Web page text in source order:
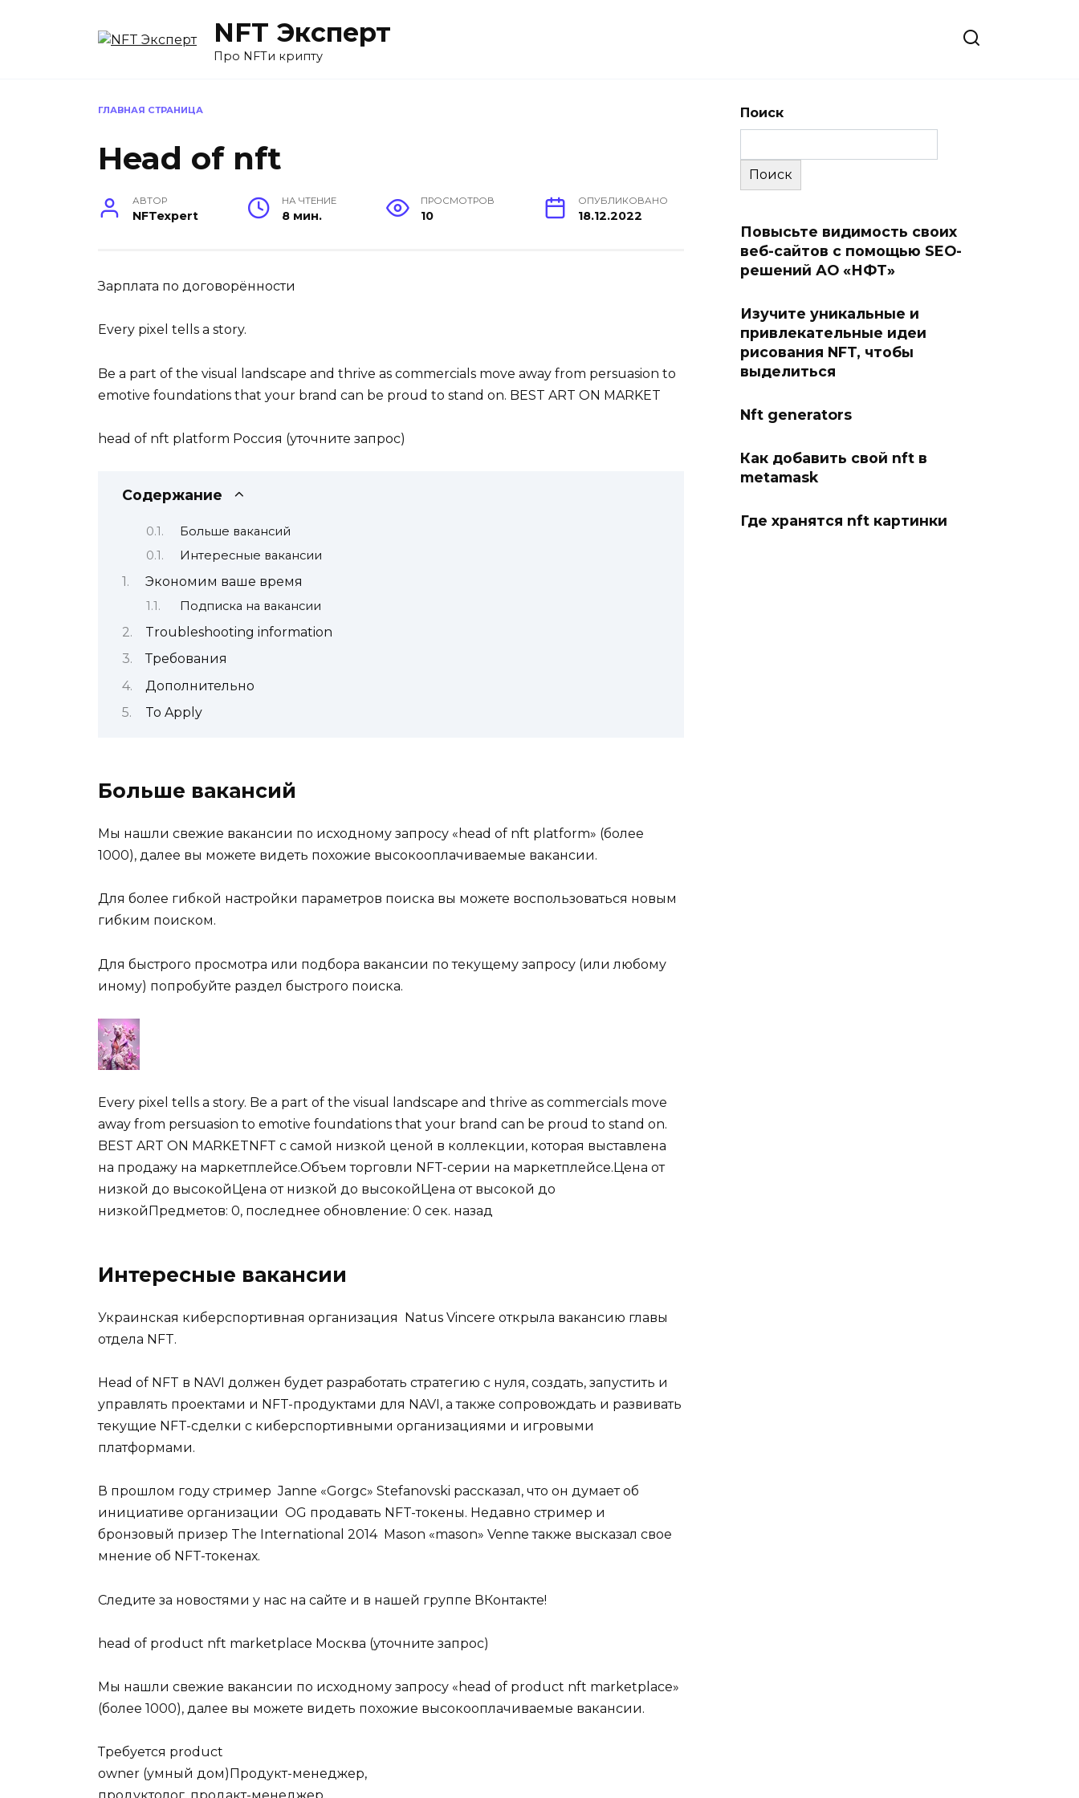
NFT Эксперт
Про NFTи крипту
ГЛАВНАЯ СТРАНИЦА
Head of nft
АВТОР
NFTexpert
НА ЧТЕНИЕ
8 мин.
ПРОСМОТРОВ
10
ОПУБЛИКОВАНО
18.12.2022
Зарплата по договорённости
Every pixel tells a story.​
Be a part of the visual landscape and thrive as commercials move away from persuasion to
emotive foundations that your brand can be proud to stand on.​ BEST ART ON MARKET
head of nft platform Россия (уточните запрос)
Содержание
Больше вакансий
Интересные вакансии
Экономим ваше время
Подписка на вакансии
Troubleshooting information
Требования
Дополнительно
To Apply
Больше вакансий
Мы нашли свежие вакансии по исходному запросу «head of nft platform» (более
1000), далее вы можете видеть похожие высокооплачиваемые вакансии.
Для более гибкой настройки параметров поиска вы можете воспользоваться новым
гибким поиском.
Для быстрого просмотра или подбора вакансии по текущему запросу (или любому
иному) попробуйте раздел быстрого поиска.
Every pixel tells a story.​ Be a part of the visual landscape and thrive as commercials move
away from persuasion to emotive foundations that your brand can be proud to stand on.
BEST ART ON MARKETNFT с самой низкой ценой в коллекции, которая выставлена
на продажу на маркетплейсе.Объем торговли NFT-серии на маркетплейсе.Цена от
низкой до высокойЦена от низкой до высокойЦена от высокой до
низкойПредметов: 0, последнее обновление: 0 сек. назад
Интересные вакансии
Украинская киберспортивная организация Natus Vincere открыла вакансию главы
отдела NFT.
Head of NFT в NAVI должен будет разработать стратегию с нуля, создать, запустить и
управлять проектами и NFT-продуктами для NAVI, а также сопровождать и развивать
текущие NFT-сделки с киберспортивными организациями и игровыми
платформами.
В прошлом году стример Janne «Gorgc» Stefanovski рассказал, что он думает об
инициативе организации OG продавать NFT-токены. Недавно стример и
бронзовый призер The International 2014 Mason «mason» Venne также высказал свое
мнение об NFT-токенах.
Следите за новостями у нас на сайте и в нашей группе ВКонтакте!
head of product nft marketplace Москва (уточните запрос)
Мы нашли свежие вакансии по исходному запросу «head of product nft marketplace»
(более 1000), далее вы можете видеть похожие высокооплачиваемые вакансии.
Требуется product
owner (умный дом)Продукт-менеджер,
Поиск
Поиск
Повысьте видимость своих
веб-сайтов с помощью SEO-
решений АО «НФТ»
Изучите уникальные и
привлекательные идеи
рисования NFT, чтобы
выделиться
Nft generators
Как добавить свой nft в
metamask
Где хранятся nft картинки